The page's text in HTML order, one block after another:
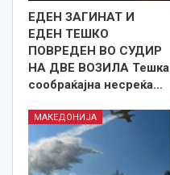
ЕДЕН ЗАГИНАТ И
ЕДЕН ТЕШКО
ПОВРЕДЕН ВО СУДИР
НА ДВЕ ВОЗИЛА Тешка
сообраќајна несреќа…
МАКЕДОНИЈА